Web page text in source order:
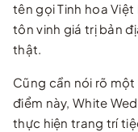
tên gọi Tinh hoa
tôn vinh giá trị bản
thật.
Cũng cần nói rõ
điểm này, White
thực hiện trang trí